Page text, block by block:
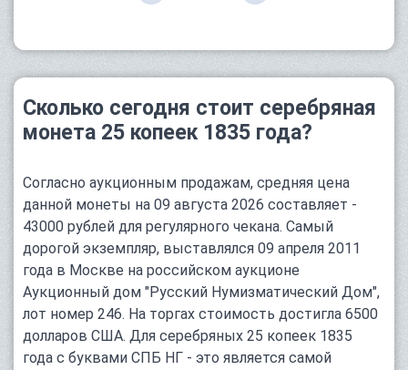
Сколько сегодня стоит серебряная
монета 25 копеек 1835 года?
Согласно аукционным продажам, средняя цена
данной монеты на 09 августа 2026 составляет -
43000 рублей для регулярного чекана. Самый
дорогой экземпляр, выставлялся 09 апреля 2011
года в Москве на российском аукционе
Аукционный дом "Русский Нумизматический Дом",
лот номер 246. На торгах стоимость достигла 6500
долларов США. Для серебряных 25 копеек 1835
года с буквами СПБ НГ - это является самой